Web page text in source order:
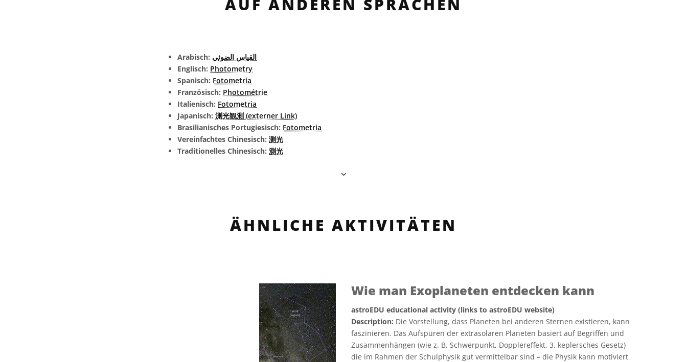
AUF ANDEREN SPRACHEN
Arabisch: القياس الضوئي
Englisch: Photometry
Spanisch: Fotometría
Französisch: Photométrie
Italienisch: Fotometria
Japanisch: 測光観測 (externer Link)
Brasilianisches Portugiesisch: Fotometria
Vereinfachtes Chinesisch: 测光
Traditionelles Chinesisch: 測光
ÄHNLICHE AKTIVITÄTEN
Wie man Exoplaneten entdecken kann
astroEDU educational activity (links to astroEDU website)
Description: Die Vorstellung, dass Planeten bei anderen Sternen existieren, kann
faszinieren. Das Aufspüren der extrasolaren Planeten basiert auf Begriffen und
Zusammenhängen (wie z. B. Schwerpunkt, Dopplereffekt, 3. keplersches Gesetz)
die im Rahmen der Schulphysik gut vermittelbar sind – die Physik kann motiviert